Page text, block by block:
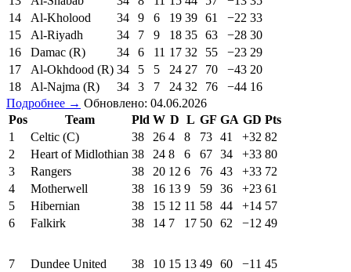
14
Al-Kholood 34 9 6 19 39 61 −22 33
15
Al-Riyadh 34 7 9 18 35 63 −28 30
16
Damac (R) 34 6 11 17 32 55 −23 29
17
Al-Okhdood (R) 34 5 5 24 27 70 −43 20
18
Al-Najma (R) 34 3 7 24 32 76 −44 16
Подробнее → Обновлено: 04.06.2026
Pos
Team Pld W D L GF GA GD Pts
1
Celtic (C) 38 26 4 8 73 41 +32 82
2
Heart of Midlothian 38 24 8 6 67 34 +33 80
3
Rangers 38 20 12 6 76 43 +33 72
4
Motherwell 38 16 13 9 59 36 +23 61
5
Hibernian 38 15 12 11 58 44 +14 57
6
Falkirk 38 14 7 17 50 62 −12 49
7 Dundee United 38 10 15 13 49 60 −11 45